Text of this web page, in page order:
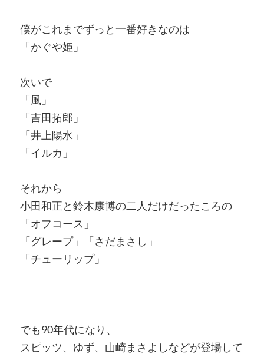
僕がこれまでずっと一番好きなのは
「かぐや姫」
次いで
「風」
「吉田拓郎」
「井上陽水」
「イルカ」
それから
小田和正と鈴木康博の二人だけだったころの
「オフコース」
「グレープ」「さだまさし」
「チューリップ」
でも90年代になり、
スピッツ、ゆず、山崎まさよしなどが登場して